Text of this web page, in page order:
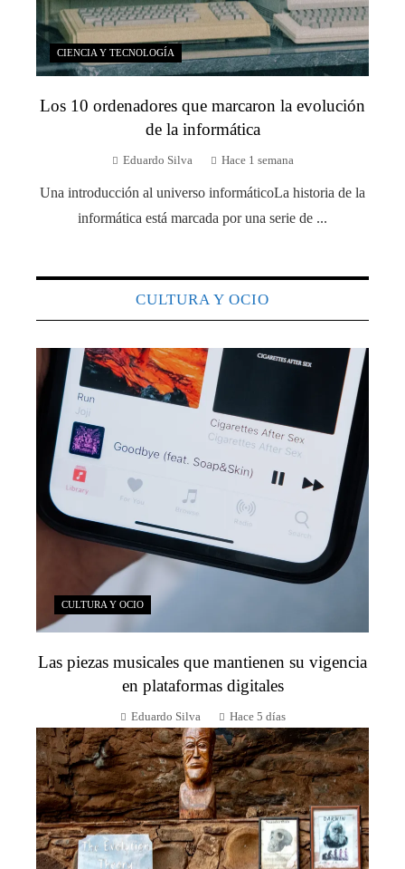
CIENCIA Y TECNOLOGÍA
Los 10 ordenadores que marcaron la evolución
de la informática
Eduardo Silva Hace 1 semana
Una introducción al universo informáticoLa historia de la
informática está marcada por una serie de ...
CULTURA Y OCIO
CULTURA Y OCIO
Las piezas musicales que mantienen su vigencia
en plataformas digitales
Eduardo Silva Hace 5 días